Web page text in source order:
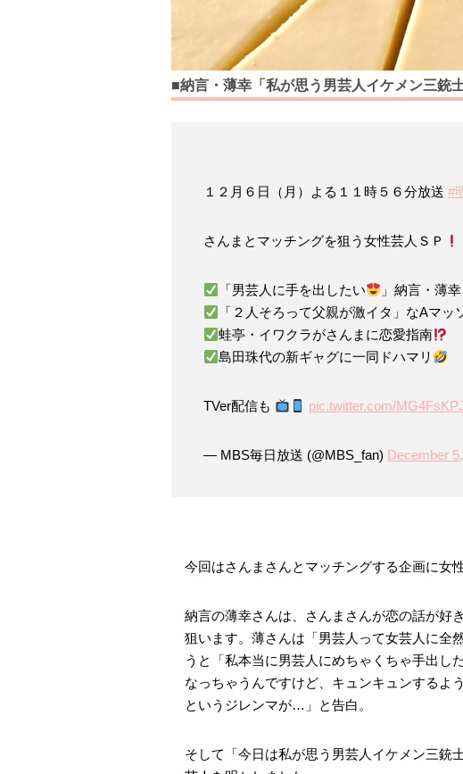
■納言・薄幸「私が思う男芸人イケメン三銃
１２月６日（月）よる１１時５６分放送 #
さんまとマッチングを狙う女性芸人ＳＰ
「男芸人に手を出したい
」納言・薄幸
「２人そろって父親が激イタ」なAマッ
蛙亭・イワクラがさんまに恋愛指南
島田珠代の新ギャグに一同ドハマリ
TVer配信も pic.twitter.com/
— MBS毎日放送 (@MBS_fan) December
今回はさんまさんとマッチングする企画に女
納言の薄幸さんは、さんまさんが恋の話が好
狙います。薄さんは「男芸人って女芸人に全
うと「私本当に男芸人にめちゃくちゃ手出
なっちゃうんですけど、キュンキュンするよ
というジレンマが…」と告白。
そして「今日は私が思う男芸人イケメン三銃